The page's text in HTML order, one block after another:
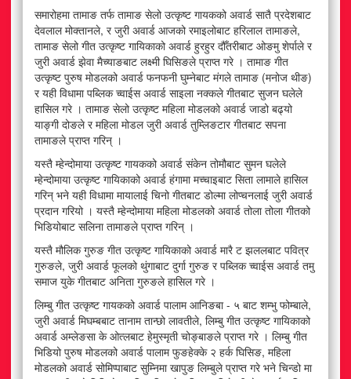
समारोहमा तामाङ तर्फ तामाङ सेलो उत्कृष्ट गायकको अवार्ड सातै प्रदेशबाट
देवलाल मोक्तानले, र जुरी अवार्ड आजको रमाइलोबाट हरिलाल तामाङले,
तामाङ सेलो गीत उत्कृष्ट गायिकाको अवार्ड हुरहुर दौँतरीबाट ओङमु शेर्पाले र
जुरी अवार्ड झेवा मैच्याङबाट लक्ष्मी घिसिङले प्राप्त गरे । तामाङ गीत
उत्कृष्ट पुरुष मोडलको अवार्ड फनफनी घुम्नेबाट मंगले तामाङ (मनोज थीङ)
र यही विधामा पब्लिक च्वाईस अवार्ड साइला नक्कले गीतबाट सुजन घलेले
हासिल गरे । तामाङ सेलो उत्कृष्ट महिला मोडलको अवार्ड जाडो बढ्यो
याङ्गी दोङले र महिला मोडल जुरी अवार्ड तुम्लिङटार गीतबाट सपना
तामाङले प्राप्त गरिन् ।
यस्तै म्हेन्दोमाया उत्कृष्ट गायकको अवार्ड संकेन तोमौबाट सुमन घलेले
म्हेन्दोमाया उत्कृष्ट गायिकाको अवार्ड हंगामा मच्चाइबाट सिता लामाले हासिल
गरिन् भने यही विधामा मायालाई चिनो गीतबाट डोल्मा लोप्चनलाई जुरी अवार्ड
प्रदान गरियो । यस्तै म्हेन्दोमाया महिला मोडलको अवार्ड तोला तोला गीतको
भिडियोबाट सलिना तामाङले प्राप्त गरिन् ।
यस्तै मौलिक गुरुङ गीत उत्कृष्ट गायिकाको अवार्ड मारै ट झललबाट पवित्र
गुरुङले, जुरी अवार्ड फूलको थुंगाबाट दुर्गा गुरुङ र पब्लिक च्वाईस अवार्ड तमु
समाज युके गीतबाट अनिता गुरुङले हासिल गरे ।
लिम्बु गीत उत्कृष्ट गायकको अवार्ड पालाम आनिङबा - ५ बाट शम्भु फोम्बाले,
जुरी अवार्ड मिघम्बबाट तानाम तान्छो लावतीले, लिम्बु गीत उत्कृष्ट गायिकाको
अवार्ड अम्लेङसा के ओत्लबाट हेमुस्मृती चोङ्बाङले प्राप्त गरे । लिम्बु गीत
भिडियो पुरुष मोडलको अवार्ड पालाम फुङहेक्के २ हर्क घिसिङ, महिला
मोडलको अवार्ड सोमिप्पाबाट सुम्निमा खापुङ लिम्बुले प्राप्त गरे भने चिन्डो मा